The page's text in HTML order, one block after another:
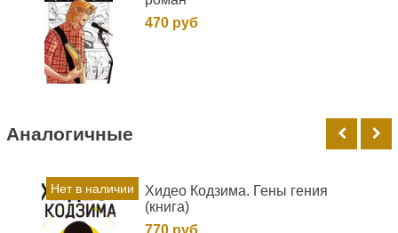
470 руб
Аналогичные
Нет в наличии
Хидео Кодзима. Гены гения
(книга)
770 руб